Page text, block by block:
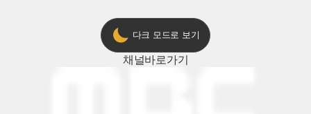
다크 모드로 보기
채널바로가기